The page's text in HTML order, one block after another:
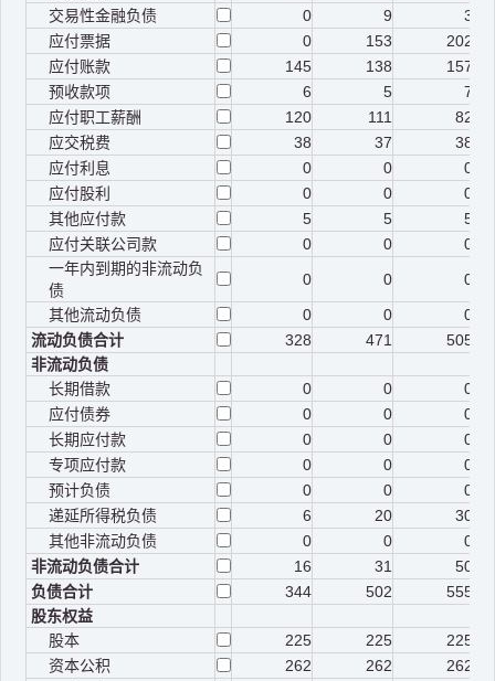
交易性金融负债
0 9
3
应付票据
0 153
202
应付账款
145 138
157
预收款项
6 5
7
应付职工薪酬
120 111
82
应交税费
38 37
38
应付利息
0 0
0
应付股利
0 0
0
其他应付款
5 5
5
应付关联公司款
0 0
0
一年内到期的非流动负
债
0 0
0
其他流动负债
0 0
0
流动负债合计
328 471
505
非流动负债
长期借款
0 0
0
应付债券
0 0
0
长期应付款
0 0
0
专项应付款
0 0
0
预计负债
0 0
0
递延所得税负债
6 20
30
其他非流动负债
0 0
0
非流动负债合计
16 31
50
负债合计
344 502
555
股东权益
股本
225 225
225
资本公积
262 262
262